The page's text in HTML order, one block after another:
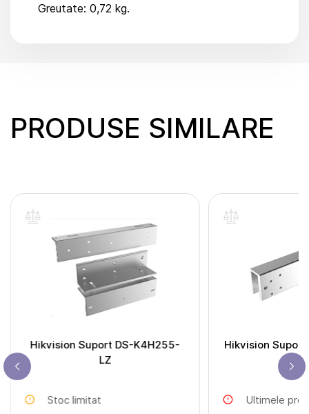
Greutate: 0,72 kg.
PRODUSE SIMILARE
Hikvision Suport DS-K4H255-
LZ
Stoc limitat
Hikvision
Ultimele